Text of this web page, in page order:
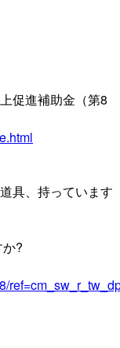
促進補助金（第8
具、持っています
?